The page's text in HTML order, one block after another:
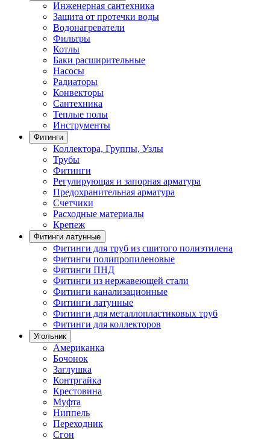
Инженерная сантехника
Защита от протечки воды
Водонагреватели
Фильтры
Котлы
Баки расширительные
Насосы
Радиаторы
Конвекторы
Сантехника
Теплые полы
Инструменты
Фитинги
Коллектора, Группы, Узлы
Трубы
Фитинги
Регулирующая и запорная арматура
Предохранительная арматура
Счетчики
Расходные материалы
Крепеж
Фитинги латунные
Фитинги для труб из сшитого полиэтилена
Фитинги полипропиленовые
Фитинги ПНД
Фитинги из нержавеющей стали
Фитинги канализационные
Фитинги латунные
Фитинги для металлопластиковых труб
Фитинги для коллекторов
Угольник
Американка
Бочонок
Заглушка
Контргайка
Крестовина
Муфта
Ниппель
Переходник
Сгон